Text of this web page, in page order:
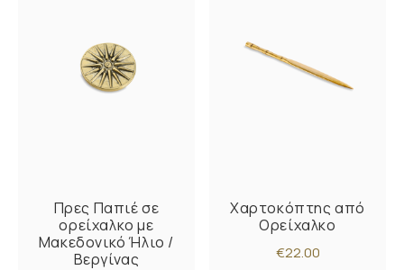
Πρες Παπιέ σε
ορείχαλκο με
Μακεδονικό Ήλιο /
Βεργίνας
Χαρτοκόπτης από
Ορείχαλκο
€22.00